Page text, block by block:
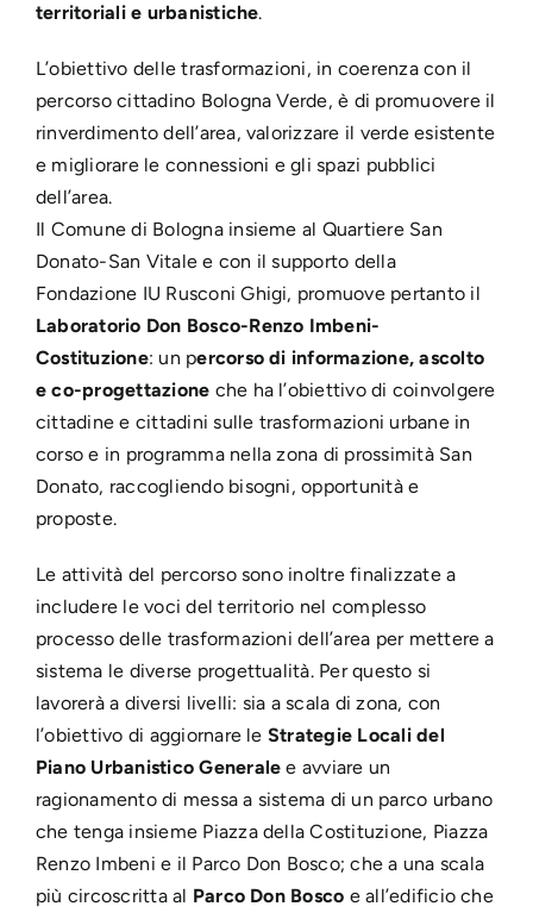
territoriali e urbanistiche.
L’obiettivo delle trasformazioni, in coerenza con il
percorso cittadino Bologna Verde, è di promuovere il
rinverdimento dell’area, valorizzare il verde esistente
e migliorare le connessioni e gli spazi pubblici
dell’area.
Il Comune di Bologna insieme al Quartiere San
Donato-San Vitale e con il supporto della
Fondazione IU Rusconi Ghigi, promuove pertanto il
Laboratorio Don Bosco-Renzo Imbeni-
Costituzione: un percorso di informazione, ascolto
e co-progettazione che ha l’obiettivo di coinvolgere
cittadine e cittadini sulle trasformazioni urbane in
corso e in programma nella zona di prossimità San
Donato, raccogliendo bisogni, opportunità e
proposte.
Le attività del percorso sono inoltre finalizzate a
includere le voci del territorio nel complesso
processo delle trasformazioni dell’area per mettere a
sistema le diverse progettualità. Per questo si
lavorerà a diversi livelli: sia a scala di zona, con
l’obiettivo di aggiornare le Strategie Locali del
Piano Urbanistico Generale e avviare un
ragionamento di messa a sistema di un parco urbano
che tenga insieme Piazza della Costituzione, Piazza
Renzo Imbeni e il Parco Don Bosco; che a una scala
più circoscritta al Parco Don Bosco e all’edificio che